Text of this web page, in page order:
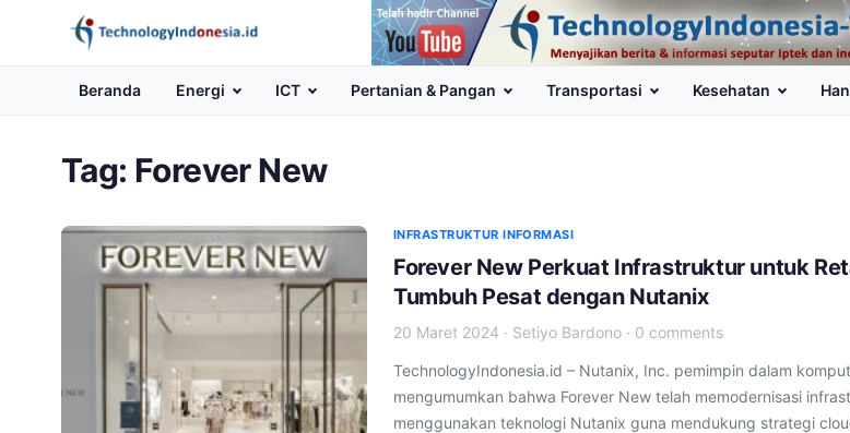
Channel
Youtube
Beranda Energi ICT Pertanian & Pangan Transportasi Kesehatan
Tag: Forever New
INFRASTRUKTUR INFORMASI
Forever New Perkuat Infrastruktur untuk
Tumbuh Pesat dengan Nutanix
20 Maret 2024 · Setiyo Bardono · 0 comments
TechnologyIndonesia.id – Nutanix, Inc. pemimpin dalam
mengumumkan bahwa Forever New telah memodernisasi
menggunakan teknologi Nutanix guna mendukung strategi